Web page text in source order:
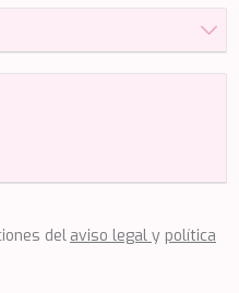
del aviso legal y política